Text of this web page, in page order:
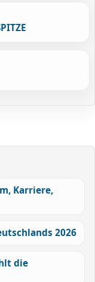
Karriere,
2026
die